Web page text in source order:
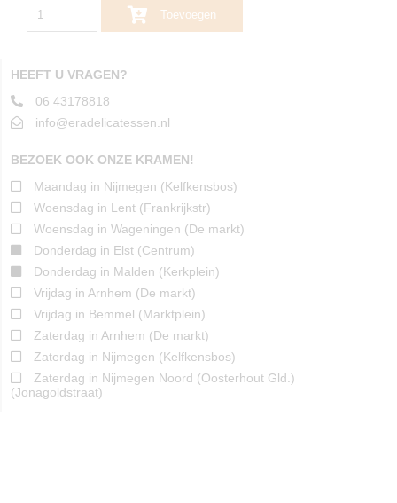
Toevoegen
HEEFT U VRAGEN?
06 43178818
info@eradelicatessen.nl
BEZOEK OOK ONZE KRAMEN!
Maandag in Nijmegen (Kelfkensbos)
Woensdag in Lent (Frankrijkstr)
Woensdag in Wageningen (De markt)
Donderdag in Elst (Centrum)
Donderdag in Malden (Kerkplein)
Vrijdag in Arnhem (De markt)
Vrijdag in Bemmel (Marktplein)
Zaterdag in Arnhem (De markt)
Zaterdag in Nijmegen (Kelfkensbos)
Zaterdag in Nijmegen Noord (Oosterhout Gld.)
(Jonagoldstraat)